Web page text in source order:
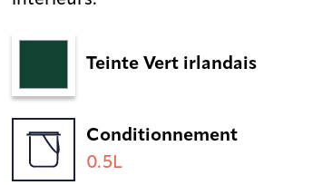
Teinte Vert irlandais
Conditionnement
0.5L